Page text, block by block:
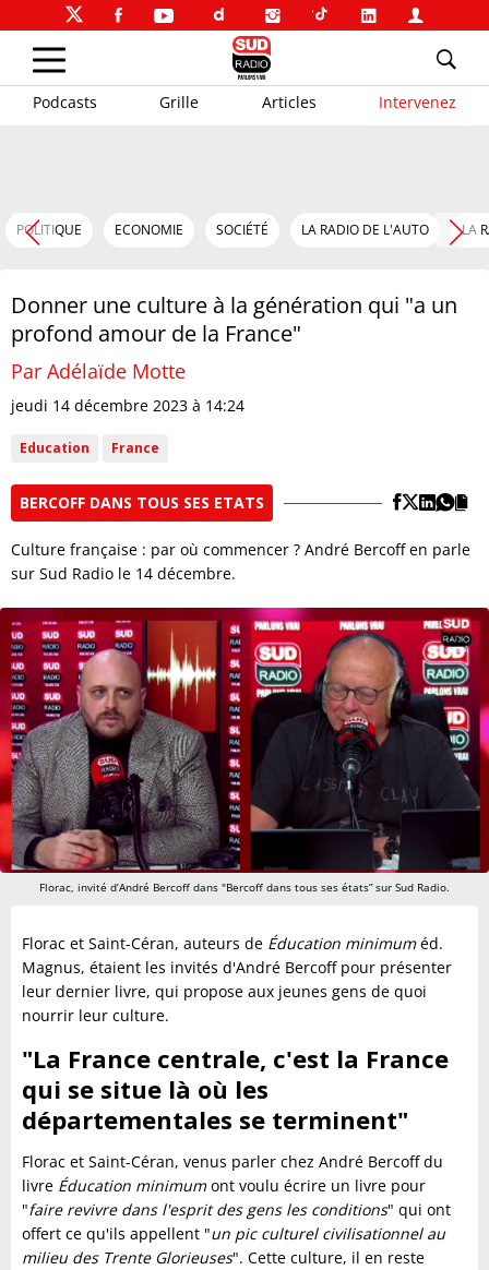
Podcasts Grille Articles Intervenez
POLITIQUE ECONOMIE SOCIÉTÉ LA RADIO DE L'AUTO LA
Donner une culture à la génération qui "a un
profond amour de la France"
Par Adélaïde Motte
jeudi 14 décembre 2023 à 14:24
Education France
BERCOFF DANS TOUS SES ETATS
Culture française : par où commencer ? André Bercoff en parle
sur Sud Radio le 14 décembre.
Florac, invité d’André Bercoff dans "Bercoff dans tous ses états” sur Sud Radio.
Florac et Saint-Céran, auteurs de Éducation minimuméd.
Magnus, étaient les invités d'André Bercoff pour présenter
leur dernier livre, qui propose aux jeunes gens de quoi
nourrir leur culture.
"La France centrale, c'est la France
qui se situe là où les
départementales se terminent"
Florac et Saint-Céran, venus parler chez André Bercoff du
livre Éducation minimumont voulu écrire un livre pour
"faire revivre dans l'esprit des gens les conditions" qui ont
offert ce qu'ils appellent "un pic culturel civilisationnel au
milieu des Trente Glorieuses". Cette culture, il en reste